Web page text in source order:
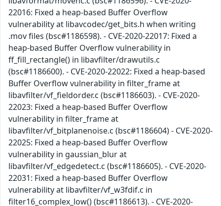
22016: Fixed a heap-based Buffer Overflow
vulnerability at libavcodec/get_bits.h when writing
.mov files (bsc#1186598). - CVE-2020-22017: Fixed a
heap-based Buffer Overflow vulnerability in
ff_fill_rectangle() in libavfilter/drawutils.c
(bsc#1186600). - CVE-2020-22022: Fixed a heap-based
Buffer Overflow vulnerability in filter_frame at
libavfilter/vf_fieldorder.c (bsc#1186603). - CVE-2020-
22023: Fixed a heap-based Buffer Overflow
vulnerability in filter_frame at
libavfilter/vf_bitplanenoise.c (bsc#1186604) - CVE-2020-
22025: Fixed a heap-based Buffer Overflow
vulnerability in gaussian_blur at
libavfilter/vf_edgedetect.c (bsc#1186605). - CVE-2020-
22031: Fixed a heap-based Buffer Overflow
vulnerability at libavfilter/vf_w3fdif.c in
filter16_complex_low() (bsc#1186613). - CVE-2020-